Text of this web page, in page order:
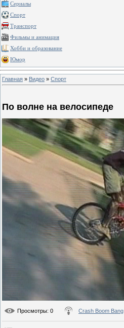
Сериалы
Спорт
Транспорт
Фильмы и анимация
Хобби и образование
Юмор
Главная » Видео » Спорт
По волне на велосипеде
Просмотры: 0 Crash Boom Bang